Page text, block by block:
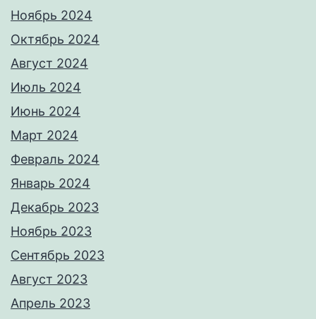
Ноябрь 2024
Октябрь 2024
Август 2024
Июль 2024
Июнь 2024
Март 2024
Февраль 2024
Январь 2024
Декабрь 2023
Ноябрь 2023
Сентябрь 2023
Август 2023
Апрель 2023